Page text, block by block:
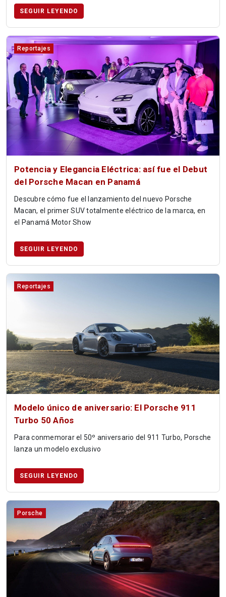
SEGUIR LEYENDO
Reportajes
Potencia y Elegancia Eléctrica: así fue el Debut
del Porsche Macan en Panamá
Descubre cómo fue el lanzamiento del nuevo Porsche
Macan, el primer SUV totalmente eléctrico de la marca, en
el Panamá Motor Show
SEGUIR LEYENDO
Reportajes
Modelo único de aniversario: El Porsche 911
Turbo 50 Años
Para conmemorar el 50º aniversario del 911 Turbo, Porsche
lanza un modelo exclusivo
SEGUIR LEYENDO
Porsche